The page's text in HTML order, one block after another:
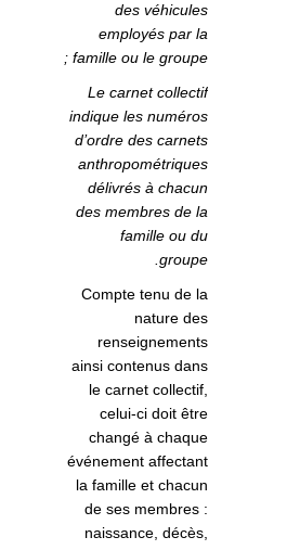
des véhicules
employés par la
famille ou le groupe ;
Le carnet collectif
indique les numéros
d’ordre des carnets
anthropométriques
délivrés à chacun
des membres de la
famille ou du
groupe.
Compte tenu de la
nature des
renseignements
ainsi contenus dans
le carnet collectif,
celui-ci doit être
changé à chaque
événement affectant
la famille et chacun
de ses membres :
naissance, décès,